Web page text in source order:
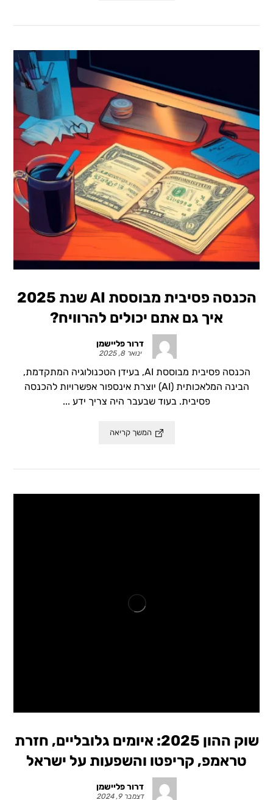
הכנסה פסיבית מבוססת AI שנת 2025
איך גם אתם יכולים להרוויח?
דרור פליישמן
ינואר 8, 2025
הכנסה פסיבית מבוססת AI, בעידן הטכנולוגיה המתקדמת,
הבינה המלאכותית (AI) יוצרת אינספור אפשרויות להכנסה
פסיבית. בעוד שבעבר היה צריך ידע ...
המשך קריאה
שוק ההון 2025: איומים גלובליים, חזרת
טראמפ, קריפטו והשפעות על ישראל
דרור פליישמן
דצמבר 9, 2024